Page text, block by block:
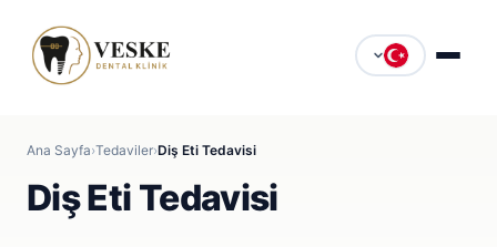
Ana Sayfa›Tedaviler›Diş Eti Tedavisi
Diş Eti Tedavisi